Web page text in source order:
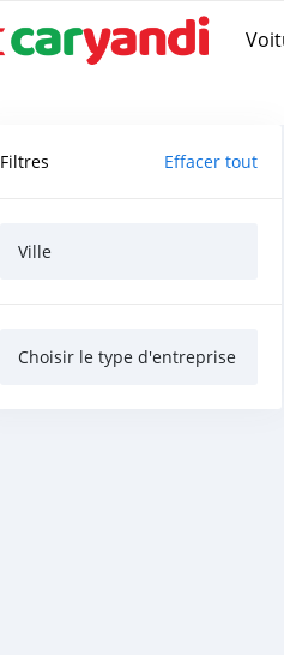
Filtres Effacer tout
Ville
Choisir le type d'entreprise